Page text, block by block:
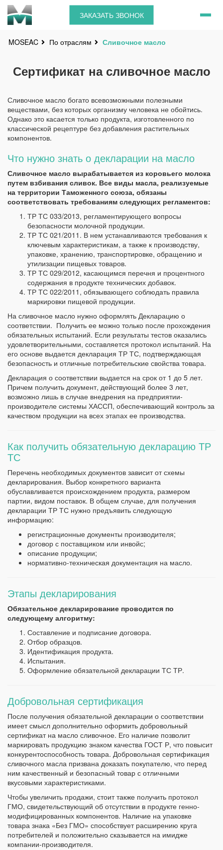
ЗАКАЗАТЬ ЗВОНОК
MOSEAC По отраслям Сливочное масло
Сертификат на сливочное масло
Сливочное масло богато всевозможными полезными
веществами, без которых организму человека не обойтись.
Однако это касается только продукта, изготовленного по
классической рецептуре без добавления растительных
компонентов.
Что нужно знать о декларации на масло
Сливочное масло вырабатывается из коровьего молока
путем взбивания сливок. Все виды масла, реализуемые
на территории Таможенного союза, обязаны
соответствовать требованиям следующих регламентов:
ТР ТС 033/2013, регламентирующего вопросы
безопасности молочной продукции.
ТР ТС 021/2011. В нем устанавливаются требования к
ключевым характеристикам, а также к производству,
упаковке, хранению, транспортировке, обращению и
утилизации пищевых товаров.
ТР ТС 029/2012, касающимся перечня и процентного
содержания в продукте технических добавок.
ТР ТС 022/2011, обязывающего соблюдать правила
маркировки пищевой продукции.
На сливочное масло нужно оформлять Декларацию о
соответствии. Получить ее можно только после прохождения
обязательных испытаний. Если результаты тестов оказались
удовлетворительными, составляется протокол испытаний. На
его основе выдается декларация ТР ТС, подтверждающая
безопасность и отличные потребительские свойства товара.
Декларация о соответствии выдается на срок от 1 до 5 лет.
Причем получить документ, действующий более 3 лет,
возможно лишь в случае внедрения на предприятии-
производителе системы ХАССП, обеспечивающий контроль за
качеством продукции на всех этапах ее производства.
Как получить обязательную декларацию ТР
ТС
Перечень необходимых документов зависит от схемы
декларирования. Выбор конкретного варианта
обуславливается происхождением продукта, размером
партии, видом поставок. В общем случае, для получения
декларации ТР ТС нужно предъявить следующую
информацию:
регистрационные документы производителя;
договор с поставщиком или инвойс;
описание продукции;
нормативно-техническая документация на масло.
Этапы декларирования
Обязательное декларирование проводится по
следующему алгоритму:
Составление и подписание договора.
Отбор образцов.
Идентификация продукта.
Испытания.
Оформление обязательной декларации ТС ТР.
Добровольная сертификация
После получения обязательной декларации о соответствии
имеет смысл дополнительно оформить добровольный
сертификат на масло сливочное. Его наличие позволит
маркировать продукцию знаком качества ГОСТ Р, что повысит
конкурентоспособность товара. Добровольная сертификация
сливочного масла призвана доказать покупателю, что перед
ним качественный и безопасный товар с отличными
вкусовыми характеристиками.
Чтобы увеличить продажи, стоит также получить протокол
ГМО, свидетельствующий об отсутствии в продукте генно-
модифицированных компонентов. Наличие на упаковке
товара знака «Без ГМО» способствует расширению круга
потребителей и положительно сказывается на имидже
компании-производителя.